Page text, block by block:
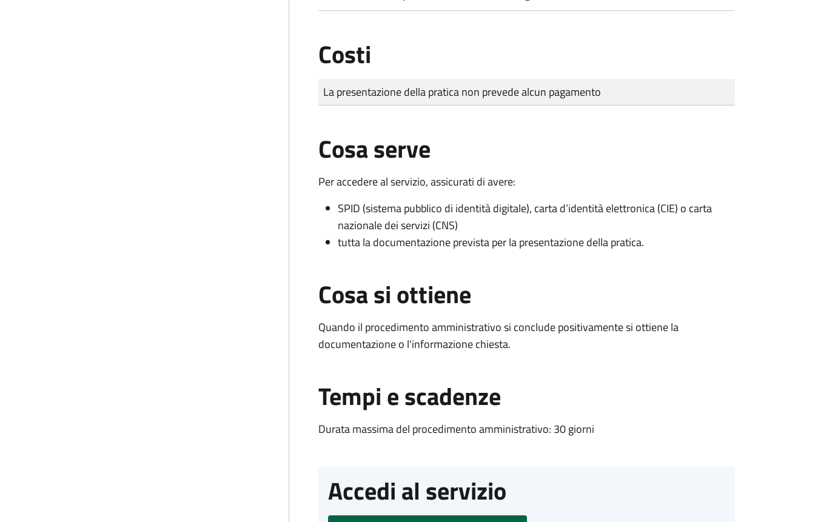
Costi
Tipo di pagamento
Importo
La presentazione della pratica non prevede alcun pagamento
Cosa serve
Per accedere al servizio, assicurati di avere:
SPID (sistema pubblico di identità digitale), carta d’identità elettronica (CIE) o carta
nazionale dei servizi (CNS)
tutta la documentazione prevista per la presentazione della pratica.
Cosa si ottiene
Quando il procedimento amministrativo si conclude positivamente si ottiene la
documentazione o l'informazione chiesta.
Tempi e scadenze
Durata massima del procedimento amministrativo: 30 giorni
Accedi al servizio